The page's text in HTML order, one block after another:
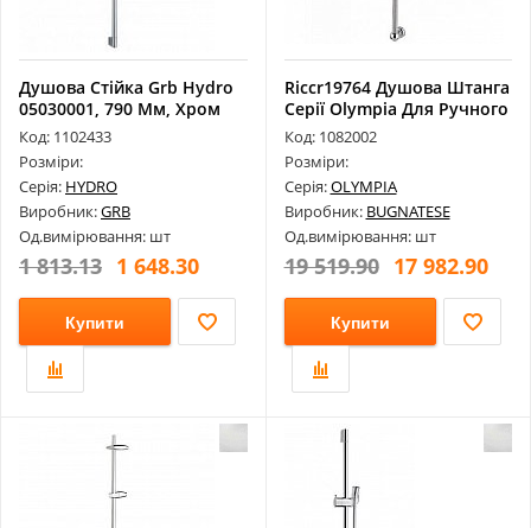
Душова Стійка Grb Hydro
05030001, 790 Мм, Хром
Код: 1102433
Розміри:
Серія: HYDRO
Виробник:GRB
Од.вимірювання: шт
1 813.13 1 648.30
Купити
Riccr19764 Душова Штанга
Серії Olympia Для Ручного
Д...
Код: 1082002
Розміри:
Серія:OLYMPIA
Виробник: BUGNATESE
Од.вимірювання: шт
19 519.90 17 982.90
Купити